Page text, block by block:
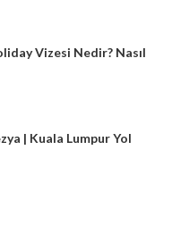
Vizesi Nedir? Nasıl
| Kuala Lumpur Yol